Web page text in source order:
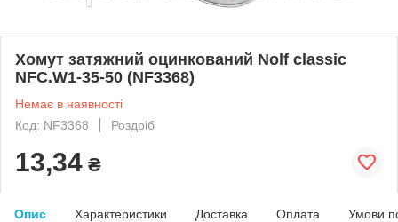
Хомут затяжний оцинкований Nolf classic
NFC.W1-35-50 (NF3368)
Немає в наявності
Код: NF3368
Роздріб
13,34 ₴
Опис Характеристики Доставка Оплата Умови